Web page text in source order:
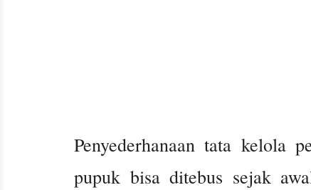
Penyederhanaan tata kelola
pupuk bisa ditebus sejak